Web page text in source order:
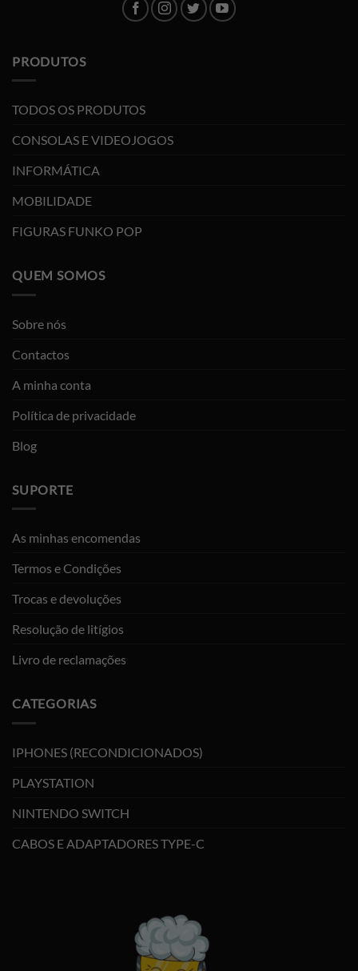
PRODUTOS
TODOS OS PRODUTOS
CONSOLAS E VIDEOJOGOS
INFORMÁTICA
MOBILIDADE
FIGURAS FUNKO POP
QUEM SOMOS
Sobre nós
Contactos
A minha conta
Política de privacidade
Blog
SUPORTE
As minhas encomendas
Termos e Condições
Trocas e devoluções
Resolução de litígios
Livro de reclamações
CATEGORIAS
IPHONES (RECONDICIONADOS)
PLAYSTATION
NINTENDO SWITCH
CABOS E ADAPTADORES TYPE-C